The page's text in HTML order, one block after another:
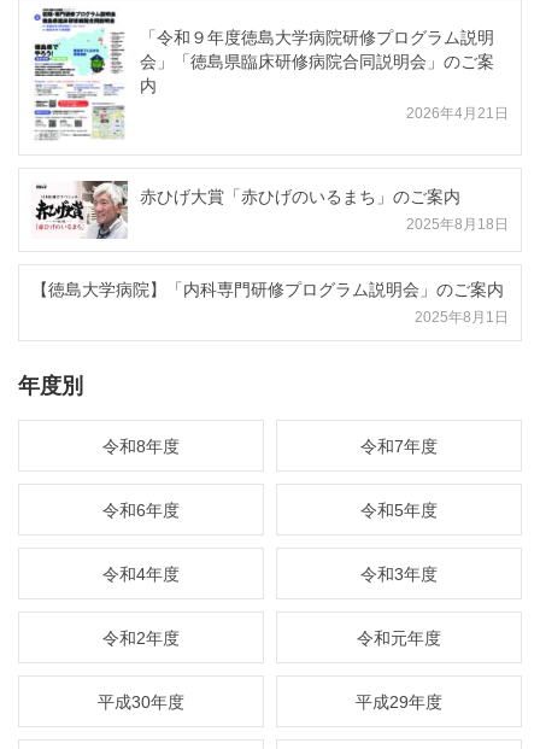
「令和９年度徳島大学病院研修プログラム説明
会」「徳島県臨床研修病院合同説明会」のご案
内
2026年4月21日
赤ひげ大賞「赤ひげのいるまち」のご案内
2025年8月18日
【徳島大学病院】「内科専門研修プログラム説明会」のご案内
2025年8月1日
年度別
令和8年度 令和7年度
令和6年度 令和5年度
令和4年度 令和3年度
令和2年度 令和元年度
平成30年度 平成29年度